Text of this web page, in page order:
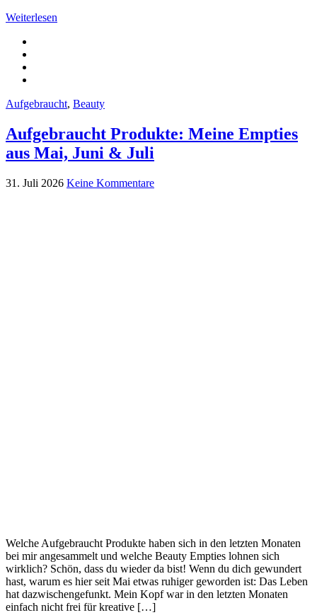
Weiterlesen
Aufgebraucht, Beauty
Aufgebraucht Produkte: Meine Empties
aus Mai, Juni & Juli
31. Juli 2026 Keine Kommentare
Welche Aufgebraucht Produkte haben sich in den letzten Monaten
bei mir angesammelt und welche Beauty Empties lohnen sich
wirklich? Schön, dass du wieder da bist! Wenn du dich gewundert
hast, warum es hier seit Mai etwas ruhiger geworden ist: Das Leben
hat dazwischengefunkt. Mein Kopf war in den letzten Monaten
einfach nicht frei für kreative […]